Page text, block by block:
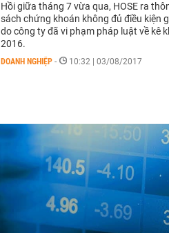
Hồi giữa tháng 7 vừa qua, HOSE ra
sách chứng khoán không đủ điều kiện
do công ty đã vi phạm pháp luật về kê
2016.
DOANH NGHIỆP - 10:32 | 03/08/2017